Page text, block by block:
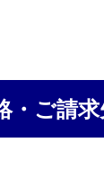
・ご請